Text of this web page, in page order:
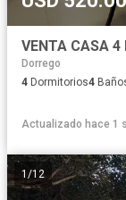
Dorrego
4 Dormitorios4
Actualizado hace 1
1 /12